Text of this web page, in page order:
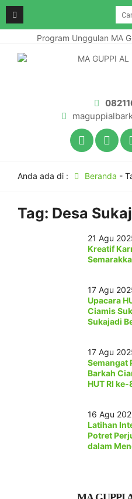
Program Unggulan MA
Anda ada di : Beranda -
Tag: Desa
21 Agu
Kreatif
17 Agu
Upacara
Ciamis
Sukajadi
17 Agu
Semangat
Barkah
HUT RI
16 Agu
Latihan
Potret
dalam